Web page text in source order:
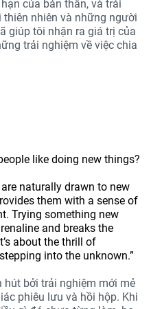
của bản thân, và trải
nhiên và những người
giúp tôi nhận ra giá trị của
trải nghiệm về việc chia
like doing new things?
naturally drawn to new
them with a sense of
Trying something new
and breaks the
about the thrill of
into the unknown.”
hút bởi trải nghiệm mới mẻ
phiêu lưu và hồi hộp. Khi